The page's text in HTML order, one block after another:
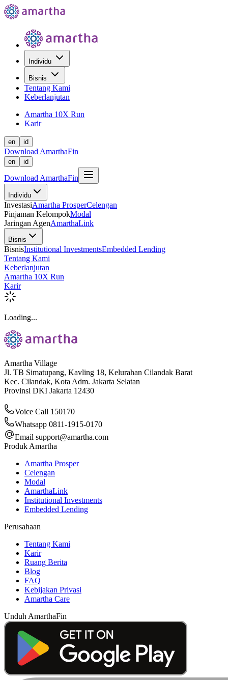
Individu
Bisnis
Tentang Kami
Keberlanjutan
Amartha 10X Run
Karir
en id
Download AmarthaFin
en id
Download AmarthaFin
Individu
InvestasiAmartha ProsperCelengan
Pinjaman KelompokModal
Jaringan AgenAmarthaLink
Bisnis
BisnisInstitutional InvestmentsEmbedded Lending
Tentang Kami
Keberlanjutan
Amartha 10X Run
Karir
Loading...
Amartha Village
Jl. TB Simatupang, Kavling 18, Kelurahan Cilandak Barat
Kec. Cilandak, Kota Adm. Jakarta Selatan
Provinsi DKI Jakarta 12430
Voice Call 150170
Whatsapp 0811-1915-0170
Email support@amartha.com
Produk Amartha
Amartha Prosper
Celengan
Modal
AmarthaLink
Institutional Investments
Embedded Lending
Perusahaan
Tentang Kami
Karir
Ruang Berita
Blog
FAQ
Kebijakan Privasi
Amartha Care
Unduh AmarthaFin